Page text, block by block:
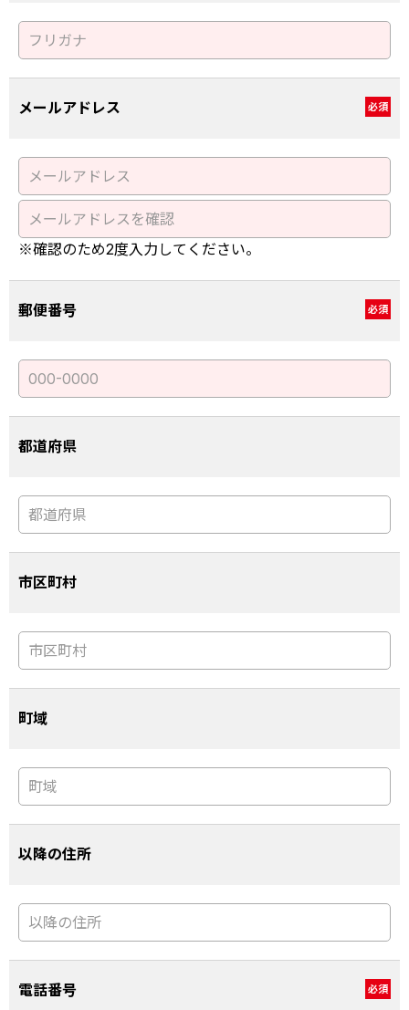
メールアドレス 必須
※確認のため2度入力してください。
郵便番号 必須
都道府県
市区町村
町域
以降の住所
電話番号 必須